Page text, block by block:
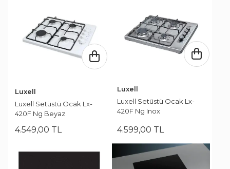
Luxell
Luxell Setüstü Ocak Lx-
420F Ng Beyaz
4.549,00 TL
Luxell
Luxell Setüstü Ocak Lx-
420F Ng Inox
4.599,00 TL